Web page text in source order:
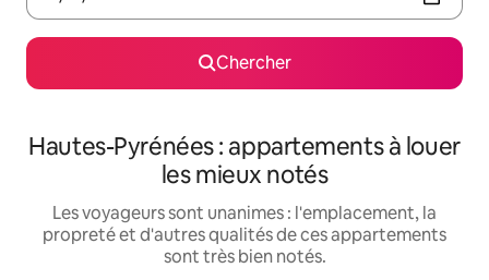
Chercher
Hautes-Pyrénées : appartements à louer
les mieux notés
Les voyageurs sont unanimes : l'emplacement, la
propreté et d'autres qualités de ces appartements
sont très bien notés.